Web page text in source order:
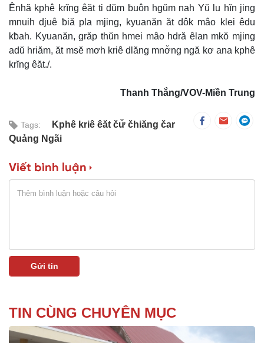
Ênhă kphê krĭng êăt ti dŭm ƀuôn hgŭm nah Yŭ lu hĭn jing
mnuih djuê ƀiă pla mjing, kyuanăn ăt dôk mâo klei êdu
kƀah. Kyuanăn, grăp thŭn hmei mâo hdră êlan mkŏ mjing
adŭ hriăm, ăt msĕ mơh kriê dlăng mnơ̆ng ngă kơ ana kphê
krĭng êăt./.
Thanh Thắng/VOV-Miền Trung
Tags:
Kphê kriê êăt čư̆ čhiăng čar
Quảng Ngãi
Viết bình luận
TIN CÙNG CHUYÊN MỤC